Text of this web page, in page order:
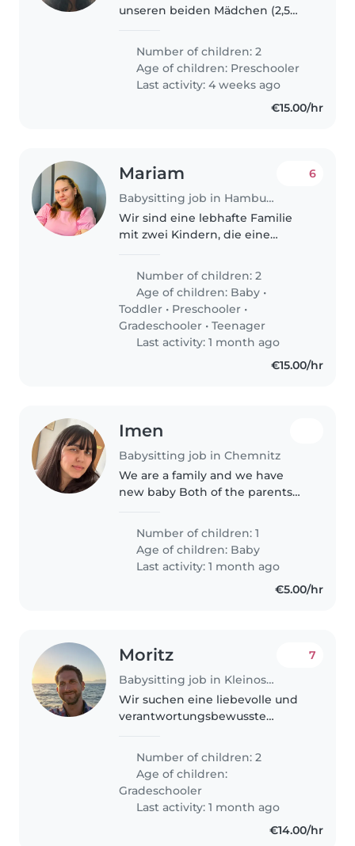
unseren beiden Mädchen (2,5
Ohligs. Unsere Kinder besuchen
den Kindergarten. Wir sind eine
englischsprachige Familie aus..
Number of children: 2
Age of children: Preschooler
Last activity: 4 weeks ago
€15.00/hr
Mariam
Babysitting job in Hamburg
6
Wir sind eine lebhafte Familie
mit zwei Kindern, die eine
Kinderbetreuung sucht. Unsere
Kinder si
Number of children: 2
Age of children: Baby •
Toddler • Preschooler •
Gradeschooler •Teenager
Last activity: 1 month ago
€15.00/hr
Imen
Babysitting job in Chemnitz
We are a family and we have
new baby Both of the parents
Number of children: 1
Age of children: Baby
Last activity: 1 month ago
€5.00/hr
Moritz
Babysitting job in Kleinostheim
7
Wir suchen eine liebevolle und
verantwortungsbewusste
beiden Grundschulkinder
kümmert. Unsere Kinder sind
kreativ, sportlich und voller
Energie. Wir..
Number of children: 2
Age of children:
Gradeschooler
Last activity: 1 month ago
€14.00/hr